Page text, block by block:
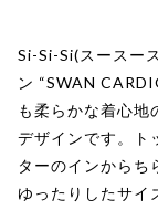
Si-Si-Si(スースー
ン “SWAN
も柔らかな着心地
デザインです。ト
ターのインからち
ゆったりしたサイ